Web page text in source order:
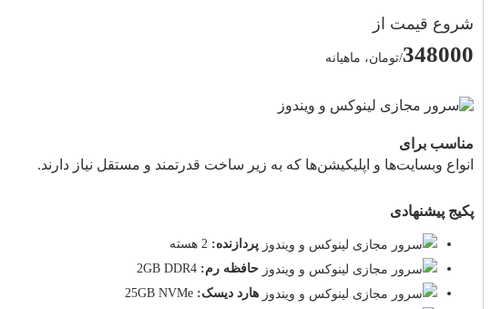
شروع قیمت از
348000/تومان، ماهیانه
مناسب برای
انواع وبسایت‌ها و اپلیکیشن‌ها که به زیر ساخت قدرتمند و مستقل نیاز دارند.
پکیج پیشنهادی
پردازنده:
حافظه رم:
هارد دیسک: